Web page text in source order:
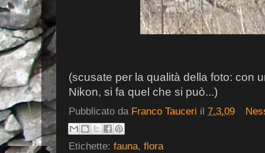
(scusate per la qualità della foto: con
Nikon, si fa quel che si può...)
Pubblicato da Franco Tauceri il 7.3.09
Etichette: fauna, flora